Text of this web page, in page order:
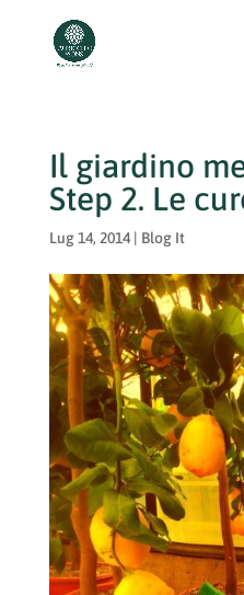
Il giardino
Step 2. Le
Lug 14, 2014| Blog It